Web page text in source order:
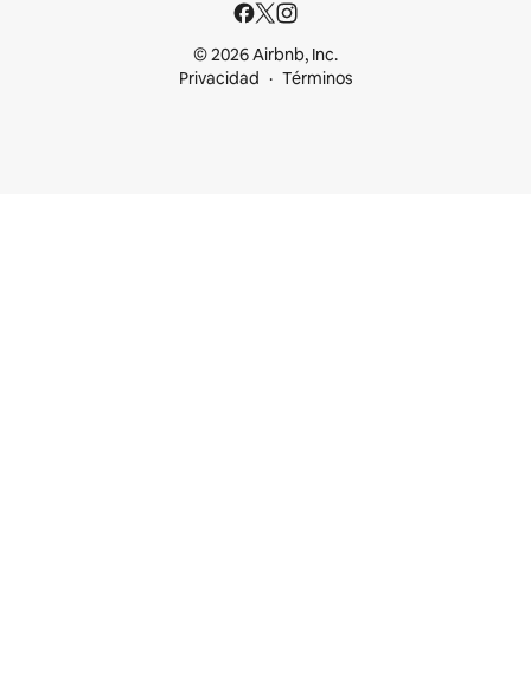
© 2026 Airbnb, Inc.
Privacidad
Términos